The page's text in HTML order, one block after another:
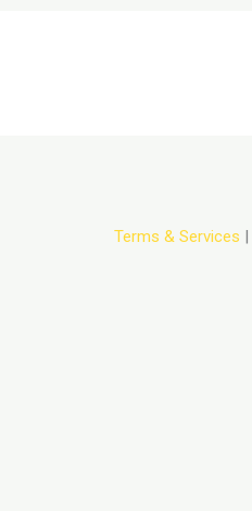
Terms & Services |